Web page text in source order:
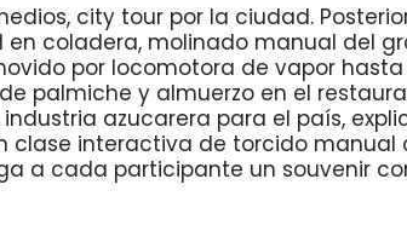
city tour por la ciudad.
coladera, molinado manual del
por locomotora de vapor
palmiche y almuerzo en el
azucarera para el país,
clase interactiva de torcido
a cada participante un souvenir